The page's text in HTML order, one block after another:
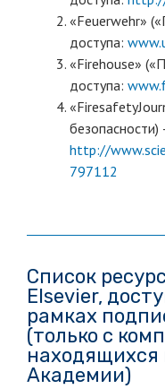
«Feuerwehr»
доступа:
«Firehouse»
доступа:
http://
797112
Список
Elsevier,
рамках
(только с
находящихся
Академии)